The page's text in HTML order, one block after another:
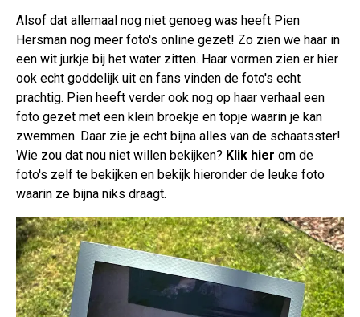
Alsof dat allemaal nog niet genoeg was heeft Pien
Hersman nog meer foto's online gezet! Zo zien we haar in
een wit jurkje bij het water zitten. Haar vormen zien er hier
ook echt goddelijk uit en fans vinden de foto's echt
prachtig. Pien heeft verder ook nog op haar verhaal een
foto gezet met een klein broekje en topje waarin je kan
zwemmen. Daar zie je echt bijna alles van de schaatsster!
Wie zou dat nou niet willen bekijken? Klik hier om de
foto's zelf te bekijken en bekijk hieronder de leuke foto
waarin ze bijna niks draagt.